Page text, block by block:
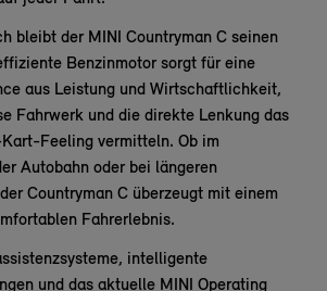
bleibt der MINI Countryman C seinen
Benzinmotor sorgt für eine
aus Leistung und Wirtschaftlichkeit,
Fahrwerk und die direkte Lenkung das
Feeling vermitteln. Ob im
Autobahn oder bei längeren
Countryman C überzeugt mit einem
Fahrerlebnis.
intelligente
und das aktuelle MINI Operating